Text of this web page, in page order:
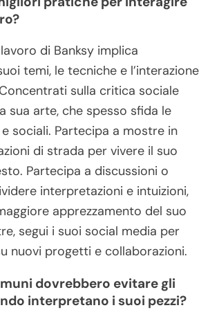
di Banksy oltre la superficie, è
con il suo commento sociale
Il suo lavoro critica spesso il
e questioni politiche,
a riflettere sulle norme
il simbolismo e le tecniche che
significati più profondi e
Esplora le posizioni delle sue
spesso migliorano il
un dialogo tra l’opera d’arte e
questi strati
e favorisce una maggiore
la sua arte.
pratiche per interagire